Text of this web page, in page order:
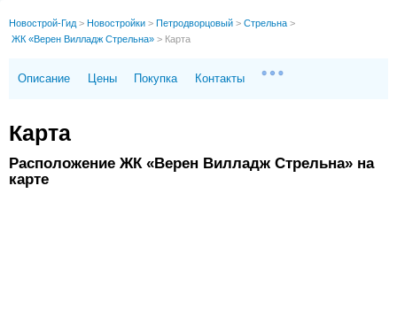
Новострой-Гид > Новостройки > Петродворцовый > Стрельна >
ЖК «Верен Вилладж Стрельна» > Карта
Описание Цены Покупка Контакты
Карта
Расположение ЖК «Верен Вилладж Стрельна» на
карте